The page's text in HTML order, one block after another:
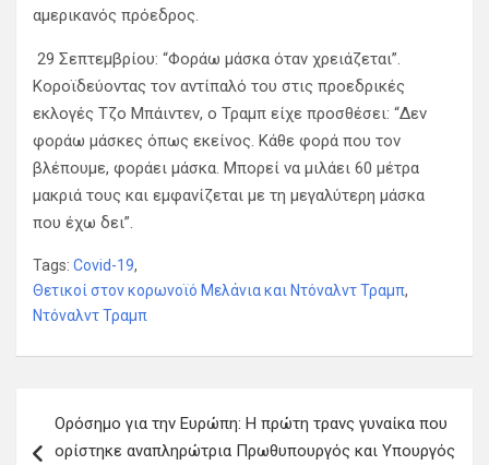
αμερικανός πρόεδρος.
29 Σεπτεμβρίου: “Φοράω μάσκα όταν χρειάζεται”.
Κοροϊδεύοντας τον αντίπαλό του στις προεδρικές
εκλογές Τζο Μπάιντεν, ο Τραμπ είχε προσθέσει: “Δεν
φοράω μάσκες όπως εκείνος. Κάθε φορά που τον
βλέπουμε, φοράει μάσκα. Μπορεί να μιλάει 60 μέτρα
μακριά τους και εμφανίζεται με τη μεγαλύτερη μάσκα
που έχω δει”.
Tags: Covid-19,
Θετικοί στον κορωνοϊό Μελάνια και Ντόναλντ Τραμπ,
Ντόναλντ Τραμπ
Ορόσημο για την Ευρώπη: Η πρώτη τρανς γυναίκα που
ορίστηκε αναπληρώτρια Πρωθυπουργός και Υπουργός